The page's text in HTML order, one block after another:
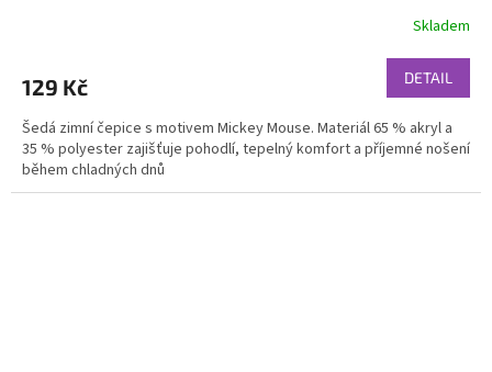
Skladem
129 Kč DETAIL
Šedá zimní čepice s motivem Mickey Mouse. Materiál 65 % akryl a
35 % polyester zajišťuje pohodlí, tepelný komfort a příjemné nošení
během chladných dnů